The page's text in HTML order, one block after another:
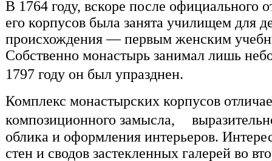
В 1764 году, вскоре после официального
его корпусов была занята училищем для
происхождения — первым женским
Собственно монастырь занимал лишь
1797 году он был упразднен.
Комплекс монастырских корпусов
композиционного замысла,
облика и оформления интерьеров.
стен и сводов застекленных галерей во